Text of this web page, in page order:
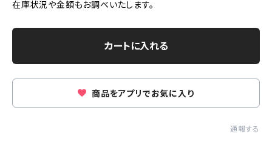
在庫状況や金額もお調べいたします。
カートに入れる
商品をアプリでお気に入り
通報する